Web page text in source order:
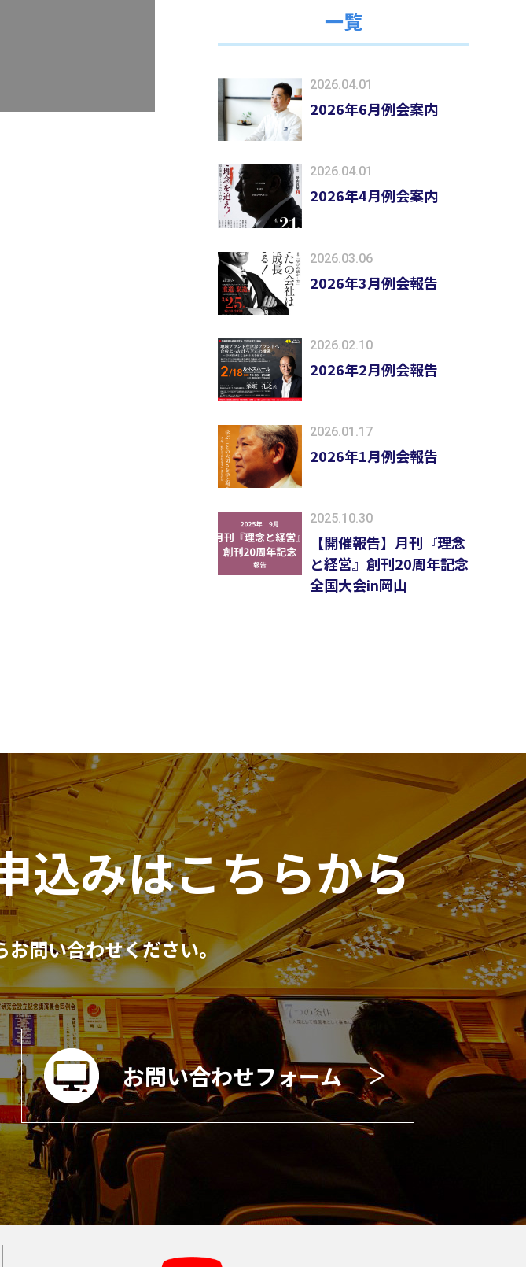
一覧
2026.04.01
2026年6月例会案内
2026.04.01
2026年4月例会案内
2026.03.06
2026年3月例会報告
2026.02.10
2026年2月例会報告
2026.01.17
2026年1月例会報告
2025.10.30
【開催報告】月刊『理念
と経営』創刊20周年記念
全国大会in岡山
込みはこちらから
お問い合わせください。
お問い合わせフォーム